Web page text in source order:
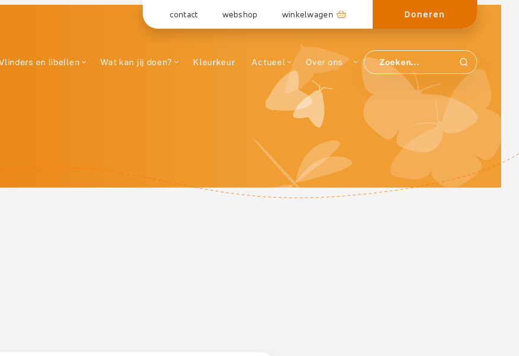
contact webshop winkelwagen Doneren
en libellen Wat kan jij doen? Kleurkeur Actueel Over ons